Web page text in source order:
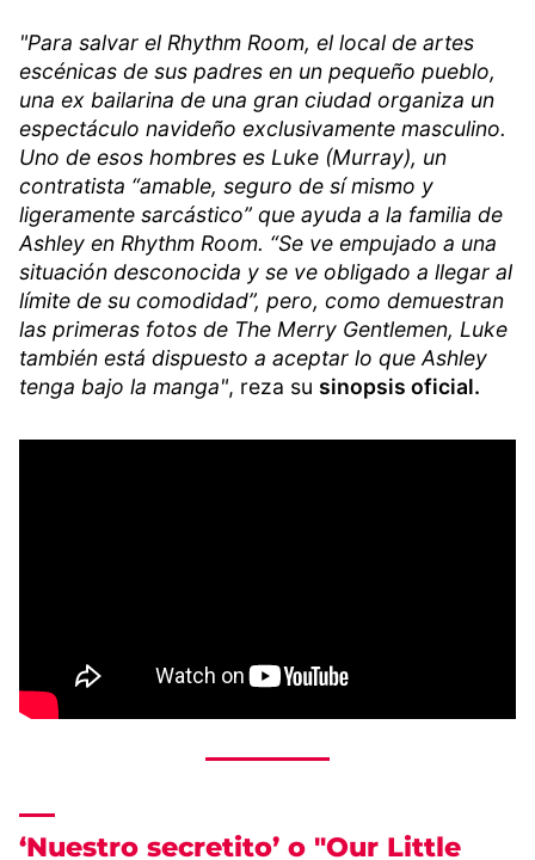
"Para salvar el Rhythm Room, el local de artes
escénicas de sus padres en un pequeño pueblo,
una ex bailarina de una gran ciudad organiza un
espectáculo navideño exclusivamente masculino.
Uno de esos hombres es Luke (Murray), un
contratista “amable, seguro de sí mismo y
ligeramente sarcástico” que ayuda a la familia de
Ashley en Rhythm Room. “Se ve empujado a una
situación desconocida y se ve obligado a llegar al
límite de su comodidad”, pero, como demuestran
las primeras fotos de The Merry Gentlemen, Luke
también está dispuesto a aceptar lo que Ashley
tenga bajo la manga", reza su sinopsis oficial.
‘Nuestro secretito’ o "Our Little